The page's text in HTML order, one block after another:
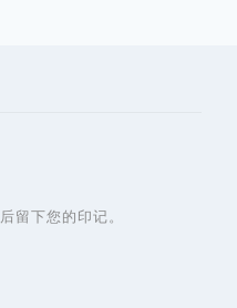
后留下您的印记。